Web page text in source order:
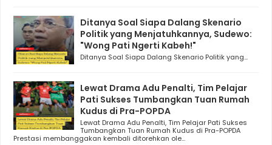
Ditanya Soal Siapa Dalang Skenario
Politik yang Menjatuhkannya, Sudewo:
"Wong Pati Ngerti Kabeh!"
Ditanya Soal Siapa Dalang Skenario Politik yang...
Lewat Drama Adu Penalti, Tim Pelajar
Pati Sukses Tumbangkan Tuan Rumah
Kudus di Pra-POPDA
Lewat Drama Adu Penalti, Tim Pelajar Pati Sukses
Tumbangkan Tuan Rumah Kudus di Pra-POPDA
Prestasi membanggakan kembali ditorehkan ole...